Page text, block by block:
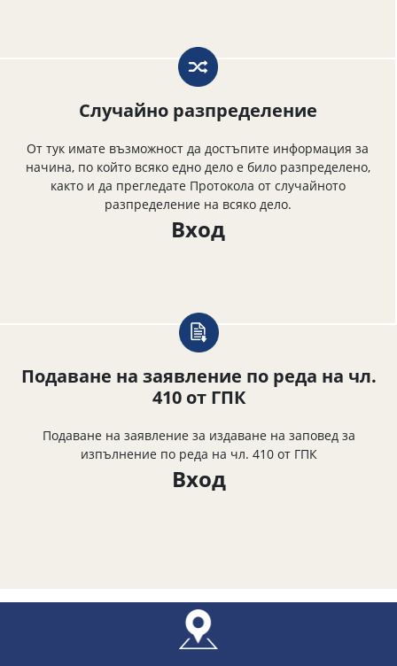
Случайно разпределение
От тук имате възможност да достъпите информация за
начина, по който всяко едно дело е било разпределено,
както и да прегледате Протокола от случайното
разпределение на всяко дело.
Вход
Подаване на заявление по реда на чл.
410 от ГПК
Подаване на заявление за издаване на заповед за
изпълнение по реда на чл. 410 от ГПК
Вход